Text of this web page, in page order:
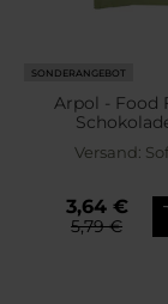
SONDERANGEBOT
Arpol - Food
Energieriegel 50
Versand:
3,64 €
5,79 €